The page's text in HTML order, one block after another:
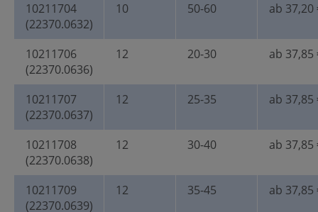
10211704
(22370.0632)
10 50-60 ab 37,20
10211706
(22370.0636)
12 20-30 ab 37,85
10211707
(22370.0637)
12 25-35 ab 37,85
10211708
(22370.0638)
12 30-40 ab 37,85
10211709
(22370.0639)
12 35-45 ab 37,85